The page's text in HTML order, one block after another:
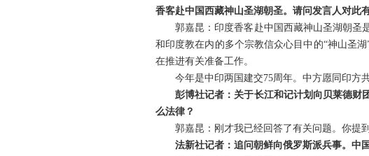
香客赴中国西藏神山圣湖朝圣。请问发言人对此
郭嘉昆：印度香客赴中国西藏神山圣湖朝圣
和印度教在内的多个宗教信众心目中的“神山圣
在推进有关准备工作。
今年是中印两国建交75周年。中方愿同印方
彭博社记者：关于长江和记计划向贝莱德财
么法律？
郭嘉昆：刚才我已经回答了有关问题。你提
法新社记者：追问朝鲜向俄罗斯派兵事。中